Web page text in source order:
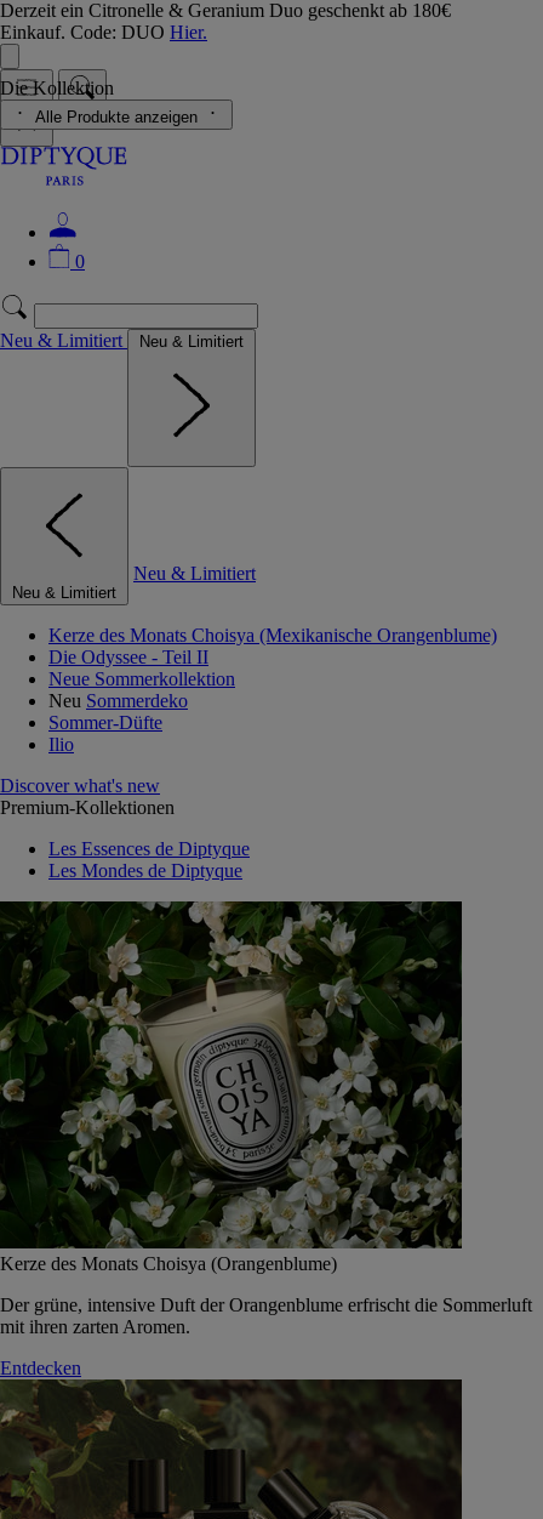
Derzeit ein Citronelle & Geranium Duo geschenkt ab 180€
Einkauf. Code: DUO Hier.
0
Neu & Limitiert Neu & Limitiert
Neu & Limitiert
Neu & Limitiert
Kerze des Monats Choisya (Mexikanische Orangenblume)
Die Odyssee - Teil II
Neue Sommerkollektion
Neu Sommerdeko
Sommer-Düfte
Ilio
Discover what's new
Premium-Kollektionen
Les Essences de Diptyque
Les Mondes de Diptyque
Kerze des Monats Choisya (Orangenblume)
Der grüne, intensive Duft der Orangenblume erfrischt die Sommerluft
mit ihren zarten Aromen.
Entdecken
Die Kollektion
Alle Produkte anzeigen